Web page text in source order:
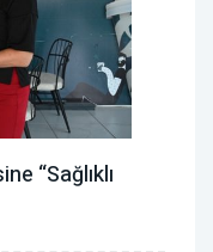
“Sağlıklı